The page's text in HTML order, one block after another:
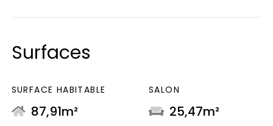
Surfaces
SURFACE HABITABLE
87,91m²
SALON
25,47m²